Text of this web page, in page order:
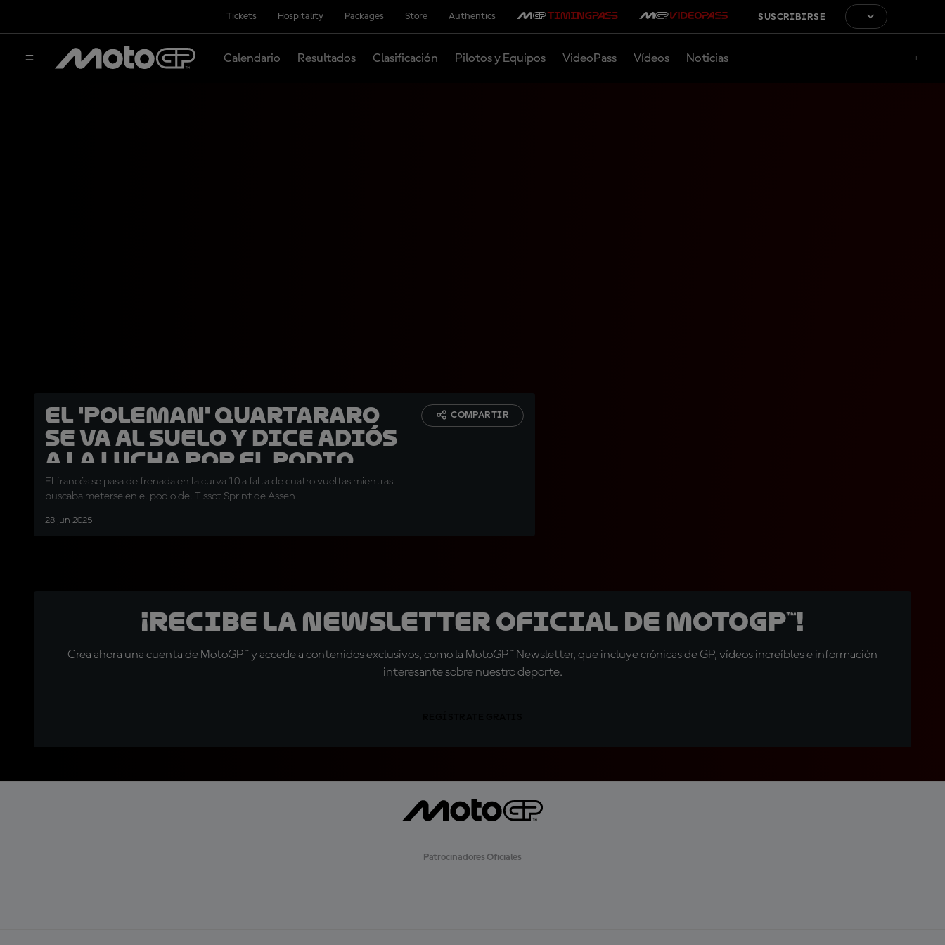
Tickets Hospitality Packages Store Authentics SUSCRIBIRSE
Calendario Resultados Clasificación Pilotos y Equipos VideoPass Vídeos Noticias
El 'poleman' Quartararo
se va al suelo y dice adiós
a la lucha por el podio
El francés se pasa de frenada en la curva 10 a falta de cuatro vueltas mientras
buscaba meterse en el podio del Tissot Sprint de Assen
28 jun 2025
COMPARTIR
¡Recibe la Newsletter oficial de MotoGP™!
Crea ahora una cuenta de MotoGP™ y accede a contenidos exclusivos, como la MotoGP™ Newsletter, que incluye crónicas de GP, vídeos increíbles e información
interesante sobre nuestro deporte.
Patrocinadores Oficiales